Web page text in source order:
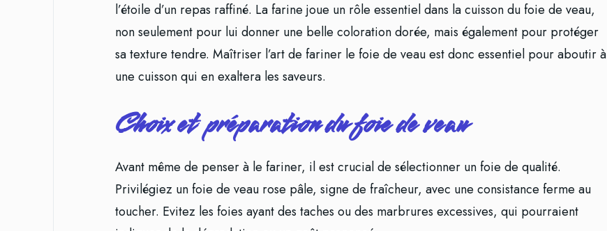
l’étoile d’un repas raffiné. La farine joue un rôle essentiel dans la cuisson du foie de veau,
non seulement pour lui donner une belle coloration dorée, mais également pour protéger
sa texture tendre. Maîtriser l’art de fariner le foie de veau est donc essentiel pour aboutir à
une cuisson qui en exaltera les saveurs.
Choix et préparation du foie de veau
Avant même de penser à le fariner, il est crucial de sélectionner un foie de qualité.
Privilégiez un foie de veau rose pâle, signe de fraîcheur, avec une consistance ferme au
toucher. Evitez les foies ayant des taches ou des marbrures excessives, qui pourraient